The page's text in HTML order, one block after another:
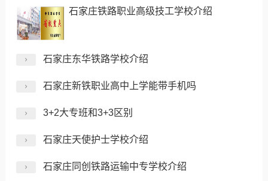
石家庄铁路职业高级技工学校介绍
石家庄东华铁路学校介绍
石家庄新铁职业高中上学能带手机吗
3+2大专班和3+3区别
石家庄天使护士学校介绍
石家庄同创铁路运输中专学校介绍